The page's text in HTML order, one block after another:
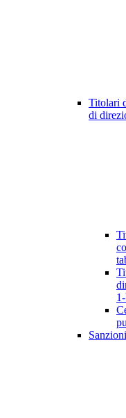
Titolari
di